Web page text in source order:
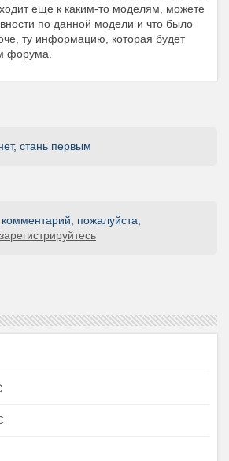
еще к каким-то моделям, можете
по данной модели и что было
ту информацию, которая будет
форума.
стань первым
пожалуйста,
зарегистрируйтесь